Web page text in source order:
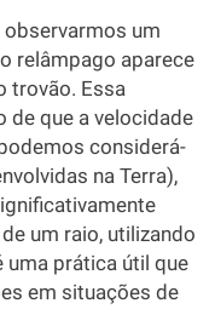
um
relâmpago aparece
trovão. Essa
de que a velocidade
considerá-
na Terra),
um raio, utilizando
uma prática útil que
em situações de